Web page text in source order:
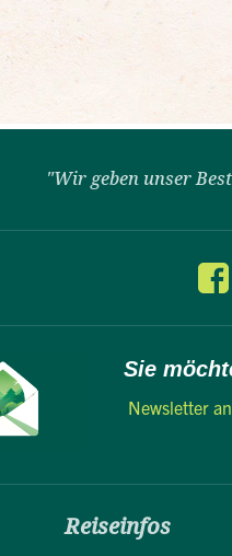
"Wir geben unser
Sie
Newsletter
Reiseinfos